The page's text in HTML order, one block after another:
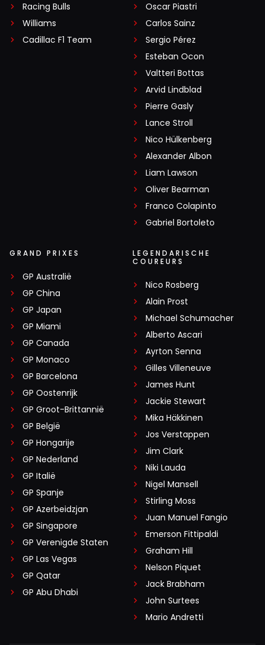
Racing Bulls
Williams
Cadillac F1 Team
Oscar Piastri
Carlos Sainz
Sergio Pérez
Esteban Ocon
Valtteri Bottas
Arvid Lindblad
Pierre Gasly
Lance Stroll
Nico Hülkenberg
Alexander Albon
Liam Lawson
Oliver Bearman
Franco Colapinto
Gabriel Bortoleto
GRAND PRIXES
GP Australië
GP China
GP Japan
GP Miami
GP Canada
GP Monaco
GP Barcelona
GP Oostenrijk
GP Groot-Brittannië
GP België
GP Hongarije
GP Nederland
GP Italië
GP Spanje
GP Azerbeidzjan
GP Singapore
GP Verenigde Staten
GP Las Vegas
GP Qatar
GP Abu Dhabi
LEGENDARISCHE
COUREURS
Nico Rosberg
Alain Prost
Michael Schumacher
Alberto Ascari
Ayrton Senna
Gilles Villeneuve
James Hunt
Jackie Stewart
Mika Häkkinen
Jos Verstappen
Jim Clark
Niki Lauda
Nigel Mansell
Stirling Moss
Juan Manuel Fangio
Emerson Fittipaldi
Graham Hill
Nelson Piquet
Jack Brabham
John Surtees
Mario Andretti